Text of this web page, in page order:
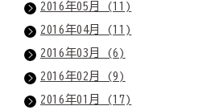
2016年05月 (11)
2016年04月 (11)
2016年03月 (6)
2016年02月 (9)
2016年01月 (17)